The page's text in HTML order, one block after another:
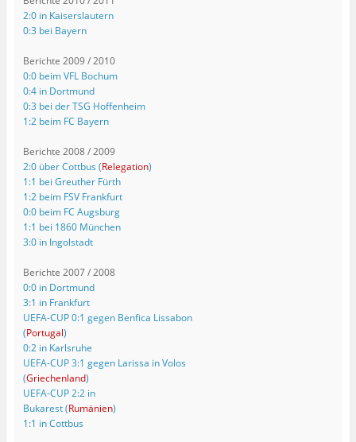
2:0 in Kaiserslautern
0:3 bei Bayern
Berichte 2009 / 2010
0:0 beim VFL Bochum
0:4 in Dortmund
0:3 bei der TSG Hoffenheim
1:2 beim FC Bayern
Berichte 2008 / 2009
2:0 über Cottbus (Relegation)
1:1 bei Greuther Fürth
1:2 beim FSV Frankfurt
0:0 beim FC Augsburg
1:1 bei 1860 München
3:0 in Ingolstadt
Berichte 2007 / 2008
0:0 in Dortmund
3:1 in Frankfurt
UEFA-CUP 0:1 gegen Benfica Lissabon
(Portugal)
0:2 in Karlsruhe
UEFA-CUP 3:1 gegen Larissa in Volos
(Griechenland)
UEFA-CUP 2:2 in
Bukarest (Rumänien)
1:1 in Cottbus